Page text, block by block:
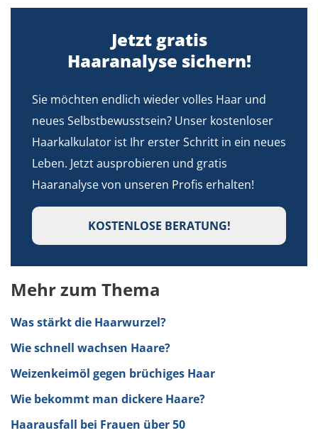
Jetzt gratis
Haaranalyse sichern!
Sie möchten endlich wieder volles Haar und
neues Selbstbewusstsein? Unser kostenloser
Haarkalkulator ist Ihr erster Schritt in ein neues
Leben. Jetzt ausprobieren und gratis
Haaranalyse von unseren Profis erhalten!
KOSTENLOSE BERATUNG!
Mehr zum Thema
Was stärkt die Haarwurzel?
Wie schnell wachsen Haare?
Weizenkeimöl gegen brüchiges Haar
Wie bekommt man dickere Haare?
Haarausfall bei Frauen über 50